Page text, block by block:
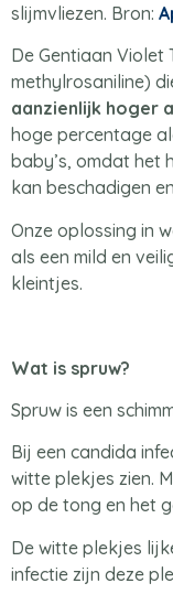
slijmvliezen. Bron:
De Gentiaan Violet
methylrosaniline)
aanzienlijk hoger
hoge percentage
baby’s, omdat het
kan beschadigen
Onze oplossing in
als een mild en
kleintjes.
Wat is spruw?
Spruw is een
Bij een candida
witte plekjes zien.
op de tong en het
De witte plekjes
infectie zijn deze